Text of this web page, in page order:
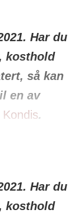
Har du
kosthold
så kan
en av
Kondis.
Har du
kosthold